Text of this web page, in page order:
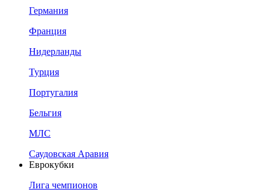
Германия
Франция
Нидерланды
Турция
Португалия
Бельгия
МЛС
Саудовская Аравия
Еврокубки
Лига чемпионов